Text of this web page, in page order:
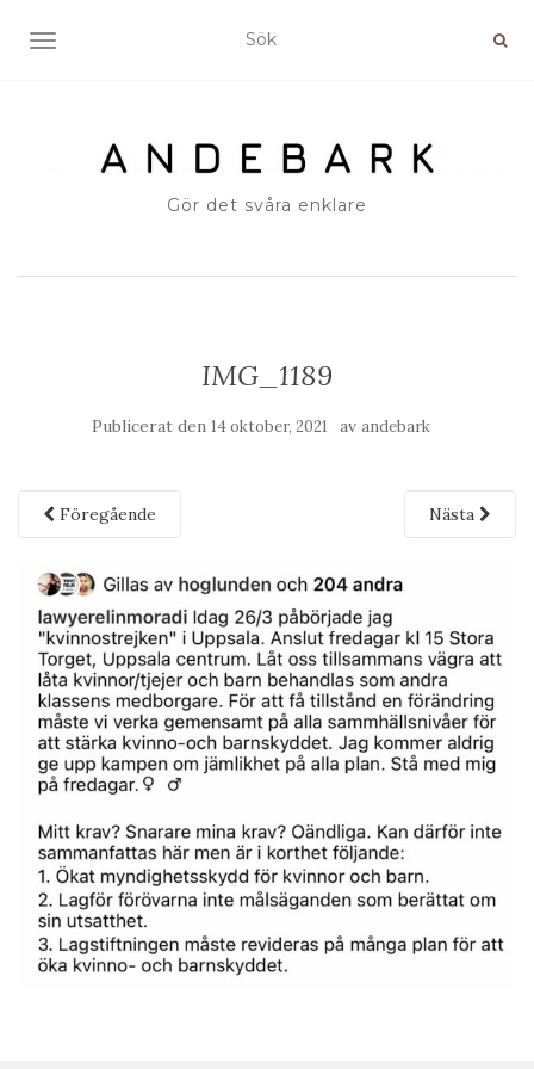
SLÅ PÅ/AV NAVIGERING
Gör det svåra enklare
IMG_1189
Publicerat den 14 oktober, 2021 av andebark
Föregående Nästa